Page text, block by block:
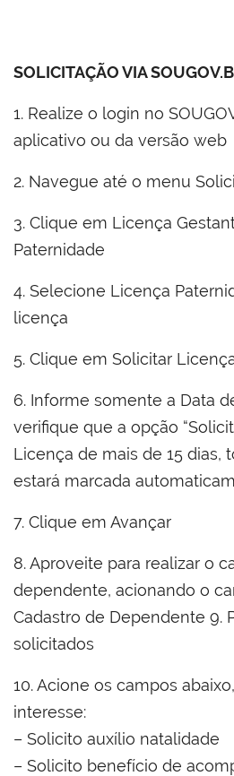
SOLICITAÇÃO VIA
1. Realize o login no
aplicativo ou da versão web
2. Navegue até o menu
3. Clique em Licença
Paternidade
4. Selecione Licença
licença
5. Clique em Solicitar
6. Informe somente a Data
verifique que a opção
Licença de mais de 15 dias,
estará marcada
7. Clique em Avançar
8. Aproveite para realizar o
dependente, acionando o
Cadastro de Dependente 9.
solicitados
10. Acione os campos
interesse:
– Solicito auxílio natalidade
– Solicito benefício de